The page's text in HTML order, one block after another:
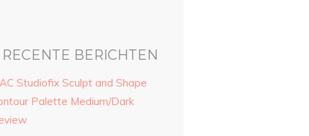
RECENTE BERICHTEN
Studiofix Sculpt and Shape
Palette Medium/Dark